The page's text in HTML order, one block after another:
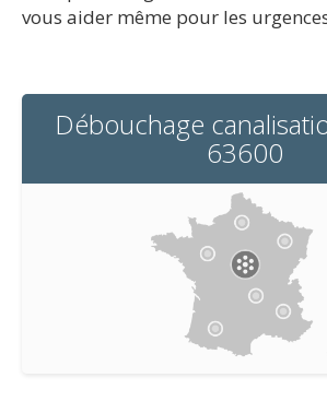
vous aider même pour les
Débouchage
63600